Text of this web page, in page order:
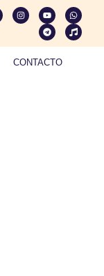
CONTACTO